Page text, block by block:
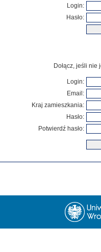
Login:
Hasło:
Dołącz, jeśli
Login:
Email:
Kraj zamieszkania:
Hasło:
Potwierdź hasło: